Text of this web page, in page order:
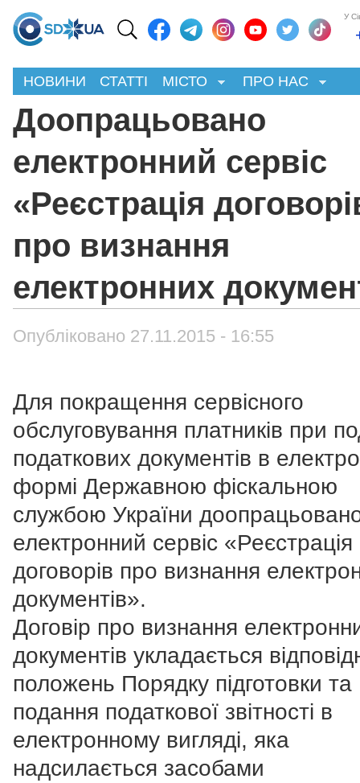
У
НОВИНИ СТАТТІ МІСТО ПРО НАС
Доопрацьовано
електронний сервіс
«Реєстрація
про визнання
електронних
Опубліковано 27.11.2015 - 16:55
Для покращення сервісного
обслуговування платників при
податкових документів в
формі Державною фіскальною
службою України
електронний сервіс «Реєстрація
договорів про визнання
документів».
Договір про визнання
документів укладається
положень Порядку підготовки та
подання податкової звітності в
електронному вигляді, яка
надсилається засобами